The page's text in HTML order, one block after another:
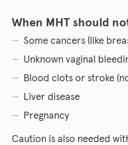
When MHT should
Some cancers (like
Unknown vaginal
Blood clots or stroke
Liver disease
Pregnancy
Caution is also needed